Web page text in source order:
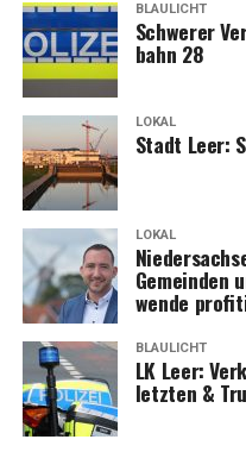
BLAULICHT
Schwe­rer
bahn 28
LOKAL
Stadt Leer:
LOKAL
Gemein­den
wen­de
BLAULICHT
LK Leer:
letz­ten &